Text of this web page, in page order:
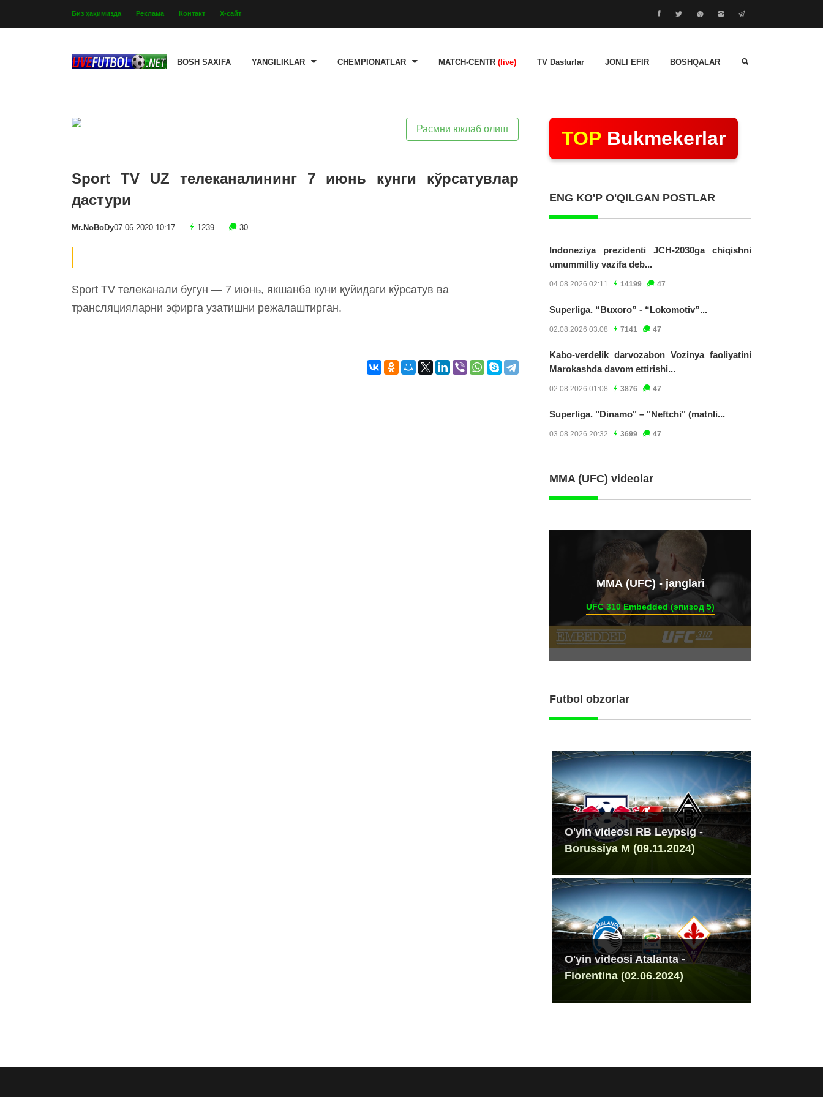
Биз ҳақимизда Реклама Контакт Х-сайт
BOSH SAXIFA YANGILIKLAR CHEMPIONATLAR MATCH-CENTR (live) TV Dasturlar JONLI EFIR BOSHQALAR
Расмни юклаб олиш
Sport TV UZ телеканалининг 7 июнь кунги кўрсатувлар
дастури
Mr.NoBoDy07.06.2020 10:17 1239 30
Sport TV телеканали бугун — 7 июнь, якшанба куни қуйидаги кўрсатув ва
трансляцияларни эфирга узатишни режалаштирган.
TOP Bukmekerlar
ENG KO'P O'QILGAN POSTLAR
Indoneziya prezidenti JCH-2030ga chiqishni
umummilliy vazifa deb...
04.08.2026 02:11 14199 47
Superliga. “Buxoro” - “Lokomotiv”...
02.08.2026 03:08 7141 47
Kabo-verdelik darvozabon Vozinya faoliyatini
Marokashda davom ettirishi...
02.08.2026 01:08 3876 47
Superliga. "Dinamo" – "Neftchi" (matnli...
03.08.2026 20:32 3699 47
MMA (UFC) videolar
ММА (UFC) - janglari
UFC 310 Embedded (эпизод 5)
Futbol obzorlar
O'yin videosi RB Leypsig -
Borussiya M (09.11.2024)
O'yin videosi Atalanta -
Fiorentina (02.06.2024)